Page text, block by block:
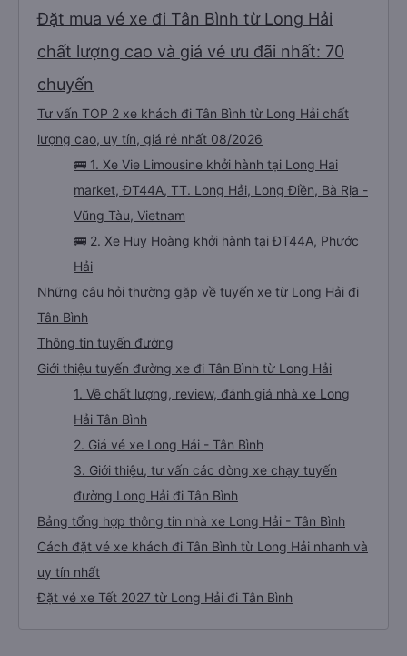
nhân viên tại văn phòng có thể nói được tiếng Anh và rất thân thiện. Tôi sẽ
giới thiệu công ty dịch vụ vận tải này cho mọi người để có chuyến đi an
Đặt mua vé xe đi Tân Bình từ Long Hải
chất lượng cao và giá vé ưu đãi nhất: 70
chuyến
Tư vấn TOP 2 xe khách đi Tân Bình từ Long Hải chất
lượng cao, uy tín, giá rẻ nhất 08/2026
🚌 1. Xe Vie Limousine khởi hành tại Long Hai
market, ĐT44A, TT. Long Hải, Long Điền, Bà Rịa -
Vũng Tàu, Vietnam
🚌 2. Xe Huy Hoàng khởi hành tại ĐT44A, Phước
Hải
Những câu hỏi thường gặp về tuyến xe từ Long Hải đi
Tân Bình
Thông tin tuyến đường
Giới thiệu tuyến đường xe đi Tân Bình từ Long Hải
1. Về chất lượng, review, đánh giá nhà xe Long
Hải Tân Bình
2. Giá vé xe Long Hải - Tân Bình
3. Giới thiệu, tư vấn các dòng xe chạy tuyến
đường Long Hải đi Tân Bình
Bảng tổng hợp thông tin nhà xe Long Hải - Tân Bình
Cách đặt vé xe khách đi Tân Bình từ Long Hải nhanh và
uy tín nhất
Đặt vé xe Tết 2027 từ Long Hải đi Tân Bình